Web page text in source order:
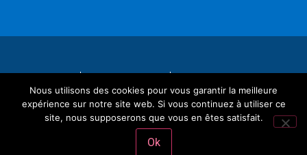
Réalisation Tintamarre & Co
Nous utilisons des cookies pour vous garantir la meilleure
expérience sur notre site web. Si vous continuez à utiliser ce
site, nous supposerons que vous en êtes satisfait.
Ok